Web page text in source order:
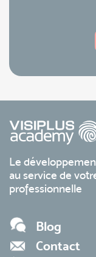
Le
au service de
professionnelle
Blog
Contact